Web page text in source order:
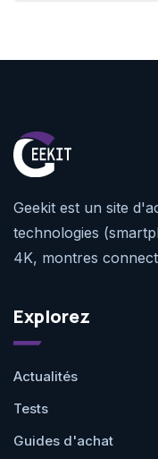
Geekit est un site
technologies
4K, montres
Explorez
Actualités
Tests
Guides d'achat